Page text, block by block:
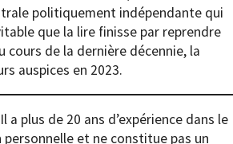
politiquement indépendante qui
que la lire finisse par reprendre
cours de la dernière décennie, la
auspices en 2023.
a plus de 20 ans d’expérience dans le
et ne constitue pas un